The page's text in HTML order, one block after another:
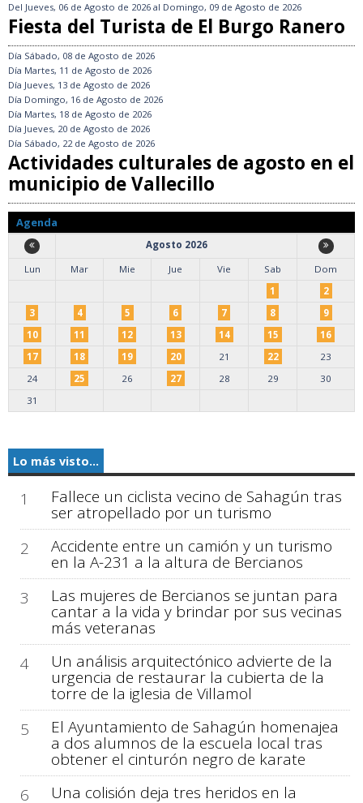
Del Jueves, 06 de Agosto de 2026 al Domingo, 09 de Agosto de 2026
Fiesta del Turista de El Burgo Ranero
Día Sábado, 08 de Agosto de 2026
Día Martes, 11 de Agosto de 2026
Día Jueves, 13 de Agosto de 2026
Día Domingo, 16 de Agosto de 2026
Día Martes, 18 de Agosto de 2026
Día Jueves, 20 de Agosto de 2026
Día Sábado, 22 de Agosto de 2026
Actividades culturales de agosto en el
municipio de Vallecillo
Agenda
Agosto 2026
Lun
Mar Mie Jue Vie Sab
Dom
1
2
3
4 5 6 7 8
9
10
11 12 13 14 15
16
17
18 19 20 21 22
23
24
25 26 27 28 29
30
31
Lo más visto...
1 Fallece un ciclista vecino de Sahagún tras
ser atropellado por un turismo
2
Accidente entre un camión y un turismo
en la A-231 a la altura de Bercianos
3
Las mujeres de Bercianos se juntan para
cantar a la vida y brindar por sus vecinas
más veteranas
4
Un análisis arquitectónico advierte de la
urgencia de restaurar la cubierta de la
torre de la iglesia de Villamol
5
El Ayuntamiento de Sahagún homenajea
a dos alumnos de la escuela local tras
obtener el cinturón negro de karate
6
Una colisión deja tres heridos en la